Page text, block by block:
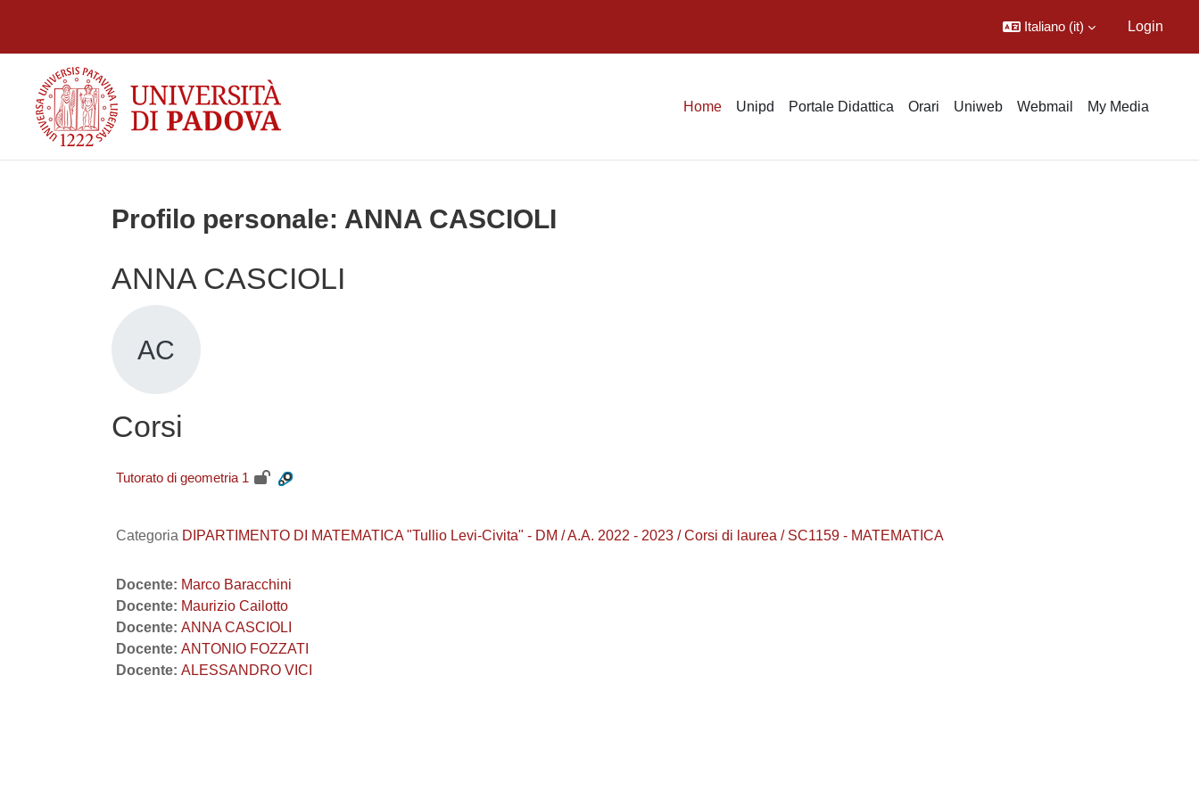
Italiano ‎(it)‎ Login
Home Unipd Portale Didattica Orari Uniweb Webmail My Media
Profilo personale: ANNA CASCIOLI
ANNA CASCIOLI
AC
Corsi
Tutorato di geometria 1
Categoria DIPARTIMENTO DI MATEMATICA "Tullio Levi-Civita" - DM / A.A. 2022 - 2023 / Corsi di laurea / SC1159 - MATEMATICA
Docente: Marco Baracchini
Docente: Maurizio Cailotto
Docente: ANNA CASCIOLI
Docente: ANTONIO FOZZATI
Docente: ALESSANDRO VICI